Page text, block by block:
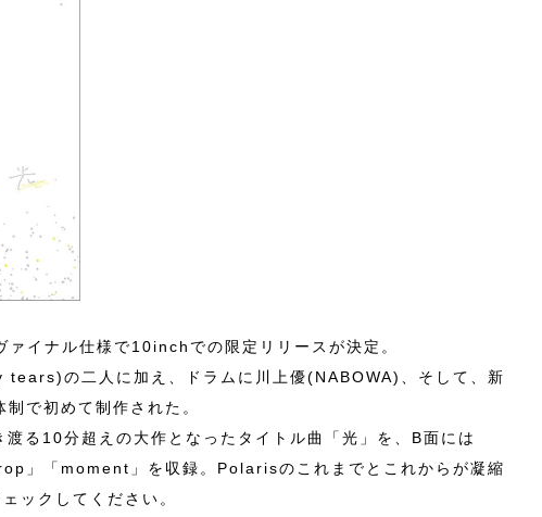
イナル仕様で10inchでの限定リリースが決定。
の二人に加え、ドラムに川上優(NABOWA)、そして、新
で初めて制作された。
る10分超えの大作となったタイトル曲「光」を、B面には
」「moment」を収録。Polarisのこれまでとこれからが凝縮
ックしてください。